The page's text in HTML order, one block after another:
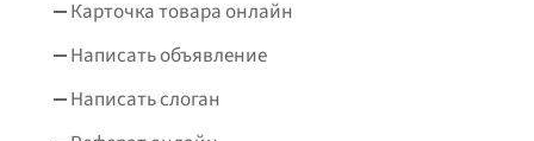
Карточка товара онлайн
Написать объявление
Написать слоган